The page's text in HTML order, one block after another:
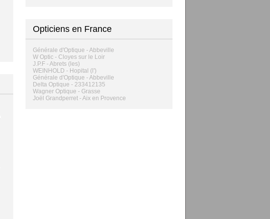
Opticiens en France
Générale d'Optique - Abbeville
W Optic - Cloyes sur le Loir
J.P.F - Abrets (les)
WEINHOLD - Hopital (l')
Générale d'Optique - Abbeville
Delta Optique - 233412135
Wagner Optique - Grasse
Joël Grandperret - Aix en Provence